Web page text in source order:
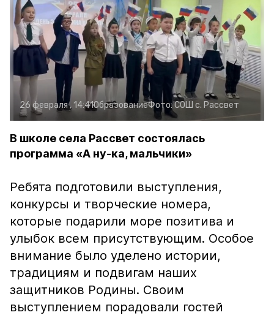
26 февраля , 14:41ОбразованиеФото:СОШ с. Рассвет
В школе села Рассвет состоялась
программа «А ну-ка, мальчики»
Ребята подготовили выступления,
конкурсы и творческие номера,
которые подарили море позитива и
улыбок всем присутствующим. Особое
внимание было уделено истории,
традициям и подвигам наших
защитников Родины. Своим
выступлением порадовали гостей